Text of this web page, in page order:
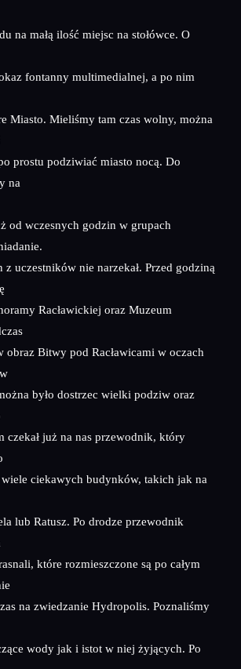
na małą ilość miejsc na stołówce. O
fontanny multimedialnej, a po nim
Miasto. Mieliśmy tam czas wolny, można
prostu podziwiać miasto nocą. Do
na
od wczesnych godzin w grupach
z uczestników nie narzekał. Przed godziną
Racławickiej oraz Muzeum
obraz Bitwy pod Racławicami w oczach
było dostrzec wielki podziw oraz
czekał już na nas przewodnik, który
wiele ciekawych budynków, takich jak na
lub Ratusz. Po drodze przewodnik
które rozmieszczone są po całym
na zwiedzanie Hydropolis. Poznaliśmy
wody jak i istot w niej żyjących. Po